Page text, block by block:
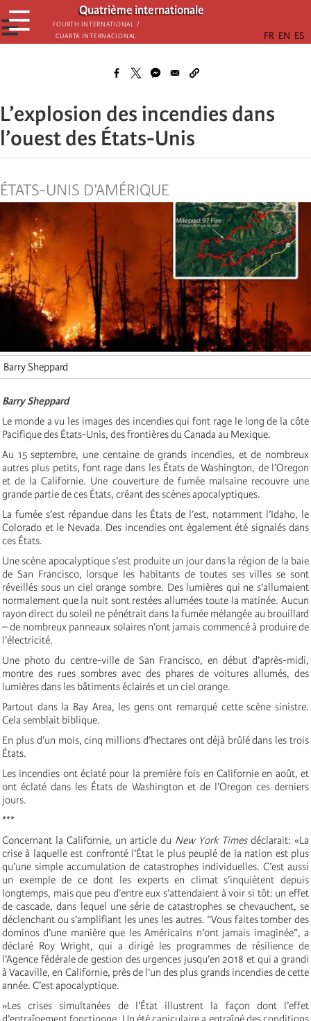
Παράκαμψη
προς
το
Quatrième internationale
Fourth International /
Cuarta Internacional
☰
☰
L’explosion des incendies dans
l’ouest des États-Unis
ÉTATS-UNIS D’AMÉRIQUE
Barry Sheppard
Barry Sheppard
Le monde a vu les images des incendies qui font rage le long de la côte
Pacifique des États-Unis, des frontières du Canada au Mexique.
Au 15 septembre, une centaine de grands incendies, et de nombreux
autres plus petits, font rage dans les États de Washington, de l’Oregon
et de la Californie. Une couverture de fumée malsaine recouvre une
grande partie de ces États, créant des scènes apocalyptiques.
La fumée s’est répandue dans les États de l’est, notamment l’Idaho, le
Colorado et le Nevada. Des incendies ont également été signalés dans
ces États.
Une scène apocalyptique s’est produite un jour dans la région de la baie
de San Francisco, lorsque les habitants de toutes ses villes se sont
réveillés sous un ciel orange sombre. Des lumières qui ne s’allumaient
normalement que la nuit sont restées allumées toute la matinée. Aucun
rayon direct du soleil ne pénétrait dans la fumée mélangée au brouillard
– de nombreux panneaux solaires n’ont jamais commencé à produire de
l’électricité.
Une photo du centre-ville de San Francisco, en début d’après-midi,
montre des rues sombres avec des phares de voitures allumés, des
lumières dans les bâtiments éclairés et un ciel orange.
Partout dans la Bay Area, les gens ont remarqué cette scène sinistre.
Cela semblait biblique.
En plus d’un mois, cinq millions d’hectares ont déjà brûlé dans les trois
États.
Les incendies ont éclaté pour la première fois en Californie en août, et
ont éclaté dans les États de Washington et de l’Oregon ces derniers
jours.
***
Concernant la Californie, un article du New York Timesdéclarait: «La
crise à laquelle est confronté l’État le plus peuplé de la nation est plus
qu’une simple accumulation de catastrophes individuelles. C’est aussi
un exemple de ce dont les experts en climat s’inquiètent depuis
longtemps, mais que peu d’entre eux s’attendaient à voir si tôt: un effet
de cascade, dans lequel une série de catastrophes se chevauchent, se
déclenchant ou s’amplifiant les unes les autres. “Vous faites tomber des
dominos d’une manière que les Américains n’ont jamais imaginée”, a
déclaré Roy Wright, qui a dirigé les programmes de résilience de
l’Agence fédérale de gestion des urgences jusqu’en 2018 et qui a grandi
à Vacaville, en Californie, près de l’un des plus grands incendies de cette
année. C’est apocalyptique.
»Les crises simultanées de l’État illustrent la façon dont l’effet